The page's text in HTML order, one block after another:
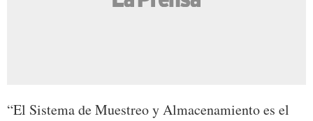
“El Sistema de Muestreo y Almacenamiento es el